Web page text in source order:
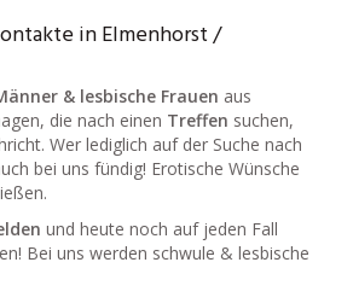
in Elmenhorst /
& lesbische Frauen aus
die nach einen Treffen suchen,
Wer lediglich auf der Suche nach
bei uns fündig! Erotische Wünsche
und heute noch auf jeden Fall
Bei uns werden schwule & lesbische